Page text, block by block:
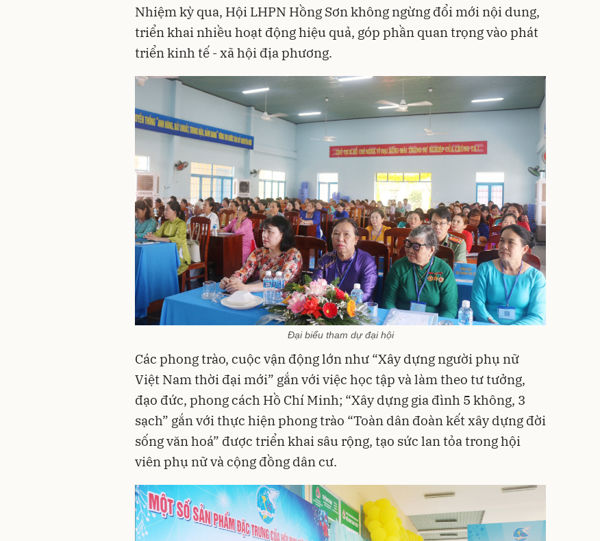
Nhiệm kỳ qua, Hội LHPN Hồng Sơn không ngừng đổi mới nội dung,
triển khai nhiều hoạt động hiệu quả, góp phần quan trọng vào phát
triển kinh tế - xã hội địa phương.
Đại biểu tham dự đại hội
Các phong trào, cuộc vận động lớn như “Xây dựng người phụ nữ
Việt Nam thời đại mới” gắn với việc học tập và làm theo tư tưởng,
đạo đức, phong cách Hồ Chí Minh; “Xây dựng gia đình 5 không, 3
sạch” gắn với thực hiện phong trào “Toàn dân đoàn kết xây dựng đời
sống văn hoá” được triển khai sâu rộng, tạo sức lan tỏa trong hội
viên phụ nữ và cộng đồng dân cư.